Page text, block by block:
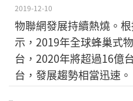
2019-12-10
物聯網發展持續熱燒。
示，2019年全球蜂巢式
台，2020年將超過16億
台，發展趨勢相當迅速。